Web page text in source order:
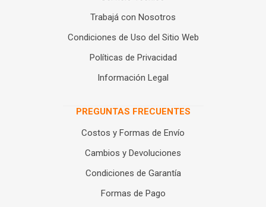
Trabajá con Nosotros
Condiciones de Uso del Sitio Web
Políticas de Privacidad
Información Legal
PREGUNTAS FRECUENTES
Costos y Formas de Envío
Cambios y Devoluciones
Condiciones de Garantía
Formas de Pago